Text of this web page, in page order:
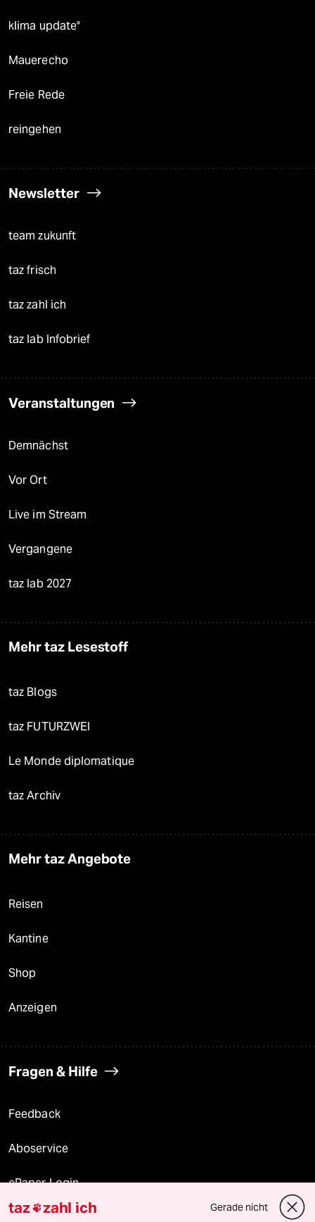
klima update°
Mauerecho
Freie Rede
reingehen
Newsletter
team zukunft
taz frisch
taz zahl ich
taz lab Infobrief
Veranstaltungen
Demnächst
Vor Ort
Live im Stream
Vergangene
taz lab 2027
Mehr taz Lesestoff
taz Blogs
taz FUTURZWEI
Le Monde diplomatique
taz Archiv
Mehr taz Angebote
Reisen
Kantine
Shop
Anzeigen
Fragen & Hilfe
Feedback
Aboservice
ePaper Login
Downloads für Abonnierende
taz zahl ich Gerade nicht